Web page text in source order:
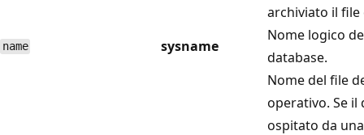
archiviato il file
name sysname
Nome logico
database.
Nome del file
operativo. Se il
ospitato da